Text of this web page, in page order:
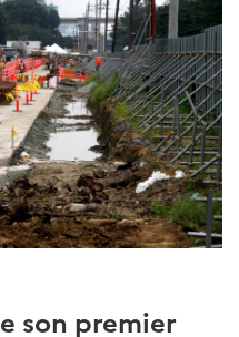
son premier